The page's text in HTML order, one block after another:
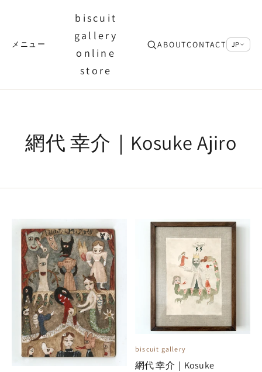
メニュー
biscuit
gallery
online
store
ABOUTCONTACT JP
網代 幸介｜Kosuke Ajiro
biscuit gallery
網代 幸介｜Kosuke